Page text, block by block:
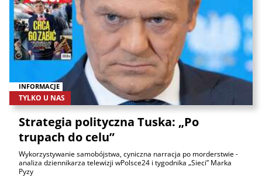
INFORMACJE
TYLKO U NAS
Strategia polityczna Tuska: „Po
trupach do celu”
Wykorzystywanie samobójstwa, cyniczna narracja po morderstwie -
analiza dziennikarza telewizji wPolsce24 i tygodnika „Sieci” Marka
Pyzy